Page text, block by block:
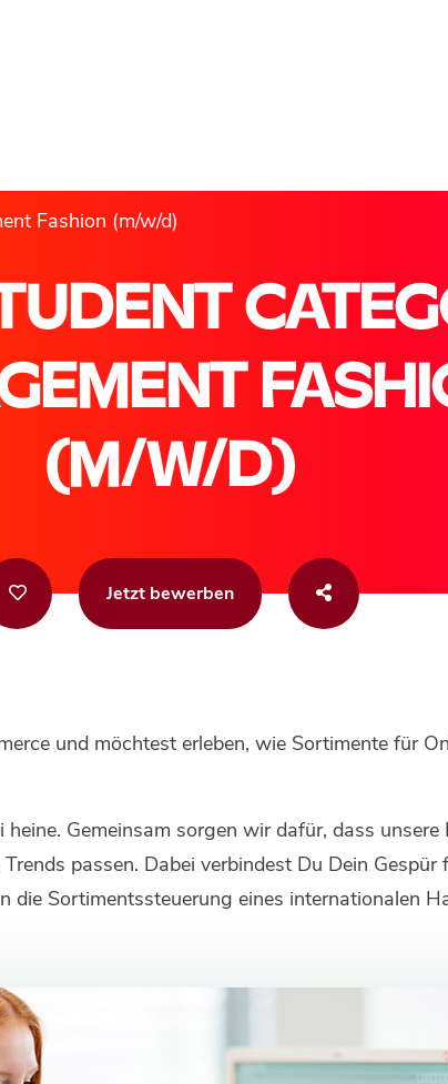
Fashion (m/w/d)
(M/W/D)
Jetzt bewerben
und möchtest erleben, wie Sortimente für
Gemeinsam sorgen wir dafür, dass
passen. Dabei verbindest Du Dein
die Sortimentssteuerung eines internationalen